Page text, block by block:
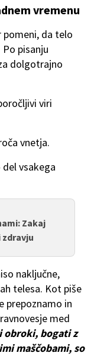
vremenu
pomeni, da telo
pisanju
dolgotrajno
viri
vnetja.
vsakega
Zakaj
naključne,
telesa. Kot piše
prepoznamo in
med
obroki, bogati z
maščobami, so